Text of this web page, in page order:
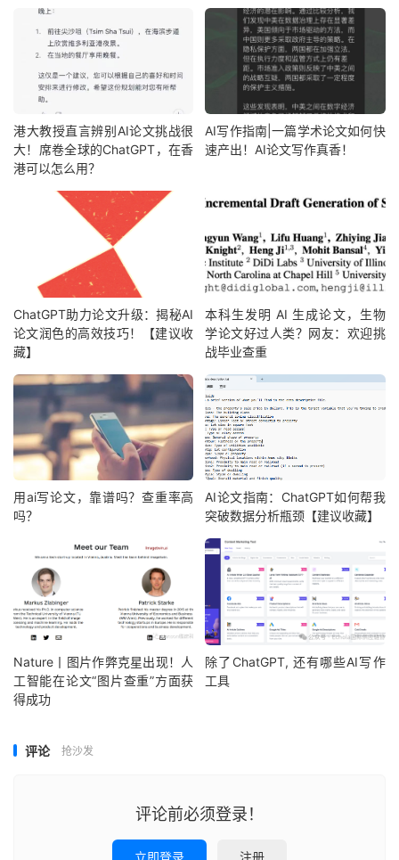
港大教授直言辨别AI论文挑战很
大！席卷全球的ChatGPT，在香
港可以怎么用？
AI写作指南|一篇学术论文如何快
速产出！AI论文写作真香！
ChatGPT助力论文升级：揭秘AI
论文润色的高效技巧！【建议收
藏】
本科生发明 AI 生成论文，生物
学论文好过人类？网友：欢迎挑
战毕业查重
用ai写论文，靠谱吗？查重率高
吗？
AI论文指南：ChatGPT如何帮我
突破数据分析瓶颈【建议收藏】
Nature丨图片作弊克星出现！人
工智能在论文“图片查重”方面获
得成功
除了ChatGPT, 还有哪些AI写作
工具
评论 抢沙发
评论前必须登录！
立即登录 注册